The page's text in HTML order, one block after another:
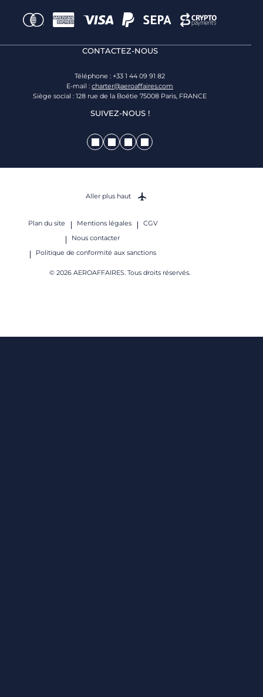
CONTACTEZ-NOUS
Téléphone : +33 1 44 09 91 82
E-mail : charter@aeroaffaires.com
Siège social : 128 rue de la Boétie 75008 Paris, FRANCE
SUIVEZ-NOUS !
Plan du site Mentions légales
CGV
Nous contacter
Politique de conformité aux sanctions
© 2026 AEROAFFAIRES. Tous droits réservés.
Aller plus haut